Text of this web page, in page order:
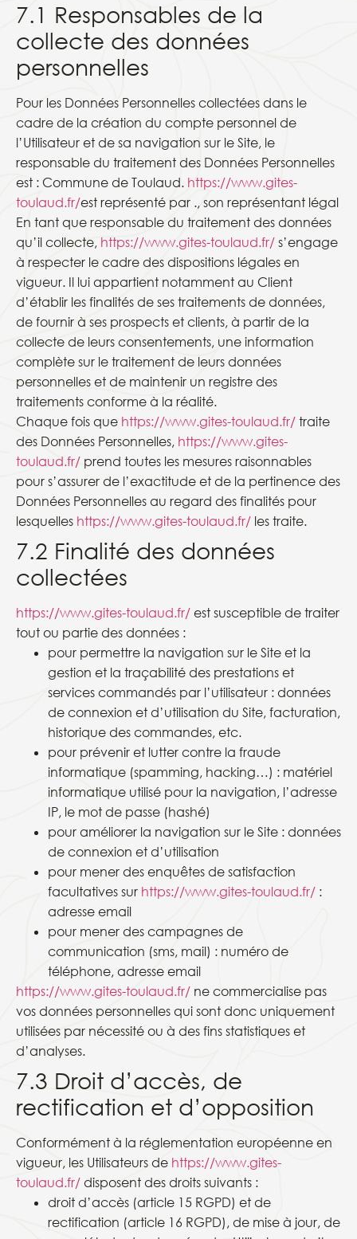
7.1 Responsables de la
collecte des données
personnelles
Pour les Données Personnelles collectées dans le
cadre de la création du compte personnel de
l’Utilisateur et de sa navigation sur le Site, le
responsable du traitement des Données Personnelles
est : Commune de Toulaud. https://www.gites-
toulaud.fr/est représenté par ., son représentant légal
En tant que responsable du traitement des données
qu’il collecte, https://www.gites-toulaud.fr/ s’engage
à respecter le cadre des dispositions légales en
vigueur. Il lui appartient notamment au Client
d’établir les finalités de ses traitements de données,
de fournir à ses prospects et clients, à partir de la
collecte de leurs consentements, une information
complète sur le traitement de leurs données
personnelles et de maintenir un registre des
traitements conforme à la réalité.
Chaque fois que https://www.gites-toulaud.fr/ traite
des Données Personnelles, https://www.gites-
toulaud.fr/ prend toutes les mesures raisonnables
pour s’assurer de l’exactitude et de la pertinence des
Données Personnelles au regard des finalités pour
lesquelles https://www.gites-toulaud.fr/ les traite.
7.2 Finalité des données
collectées
https://www.gites-toulaud.fr/ est susceptible de traiter
tout ou partie des données :
pour permettre la navigation sur le Site et la
gestion et la traçabilité des prestations et
services commandés par l’utilisateur : données
de connexion et d’utilisation du Site, facturation,
historique des commandes, etc.
pour prévenir et lutter contre la fraude
informatique (spamming, hacking…) : matériel
informatique utilisé pour la navigation, l’adresse
IP, le mot de passe (hashé)
pour améliorer la navigation sur le Site : données
de connexion et d’utilisation
pour mener des enquêtes de satisfaction
facultatives sur https://www.gites-toulaud.fr/ :
adresse email
pour mener des campagnes de
communication (sms, mail) : numéro de
téléphone, adresse email
https://www.gites-toulaud.fr/ ne commercialise pas
vos données personnelles qui sont donc uniquement
utilisées par nécessité ou à des fins statistiques et
d’analyses.
7.3 Droit d’accès, de
rectification et d’opposition
Conformément à la réglementation européenne en
vigueur, les Utilisateurs de https://www.gites-
toulaud.fr/ disposent des droits suivants :
droit d’accès (article 15 RGPD) et de
rectification (article 16 RGPD), de mise à jour, de